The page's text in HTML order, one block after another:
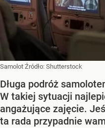
Samolot Źródło: Shutterstock
Długa podróż
W takiej sytuacji
angażujące zajęcie.
ta rada przypadnie